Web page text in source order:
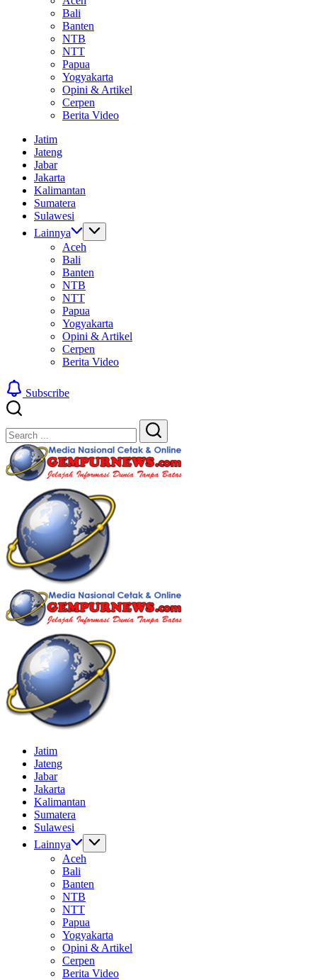
Bali
Banten
NTB
NTT
Papua
Yogyakarta
Opini & Artikel
Cerpen
Berita Video
Jatim
Jateng
Jabar
Jakarta
Kalimantan
Sumatera
Sulawesi
Lainnya
Aceh
Bali
Banten
NTB
NTT
Papua
Yogyakarta
Opini & Artikel
Cerpen
Berita Video
Subscribe
Search
Search
Gempur
News
Jelajah
Informasi
Dunia
News
Informasi
Dunia
Tanpa
Batas
Jatim
Jateng
Jabar
Jakarta
Kalimantan
Sumatera
Sulawesi
Lainnya
Aceh
Bali
Banten
NTB
NTT
Papua
Yogyakarta
Opini & Artikel
Cerpen
Berita Video